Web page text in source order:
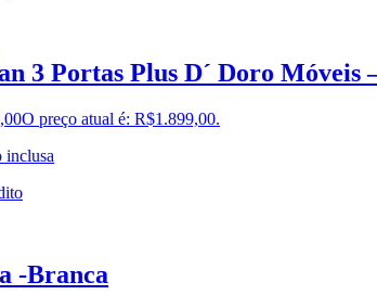
3 Portas Plus D´ Doro Móveis
O preço atual é: R$1.899,00.
inclusa
-Branca